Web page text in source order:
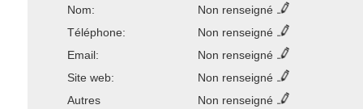
Nom:
Non renseigné
Téléphone:
Non renseigné
Email:
Non renseigné
Site web:
Non renseigné
Autres
Non renseigné